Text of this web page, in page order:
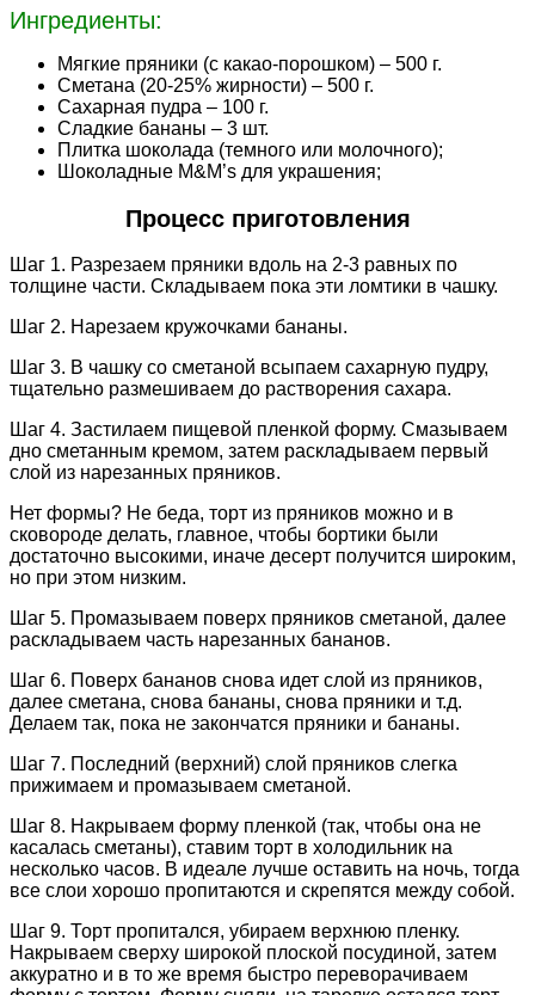
Ингредиенты:
Мягкие пряники (с какао-порошком) – 500 г.
Сметана (20-25% жирности) – 500 г.
Сахарная пудра – 100 г.
Сладкие бананы – 3 шт.
Плитка шоколада (темного или молочного);
Шоколадные M&M’s для украшения;
Процесс приготовления
Шаг 1. Разрезаем пряники вдоль на 2-3 равных по
толщине части. Складываем пока эти ломтики в чашку.
Шаг 2. Нарезаем кружочками бананы.
Шаг 3. В чашку со сметаной всыпаем сахарную пудру,
тщательно размешиваем до растворения сахара.
Шаг 4. Застилаем пищевой пленкой форму. Смазываем
дно сметанным кремом, затем раскладываем первый
слой из нарезанных пряников.
Нет формы? Не беда, торт из пряников можно и в
сковороде делать, главное, чтобы бортики были
достаточно высокими, иначе десерт получится широким,
но при этом низким.
Шаг 5. Промазываем поверх пряников сметаной, далее
раскладываем часть нарезанных бананов.
Шаг 6. Поверх бананов снова идет слой из пряников,
далее сметана, снова бананы, снова пряники и т.д.
Делаем так, пока не закончатся пряники и бананы.
Шаг 7. Последний (верхний) слой пряников слегка
прижимаем и промазываем сметаной.
Шаг 8. Накрываем форму пленкой (так, чтобы она не
касалась сметаны), ставим торт в холодильник на
несколько часов. В идеале лучше оставить на ночь, тогда
все слои хорошо пропитаются и скрепятся между собой.
Шаг 9. Торт пропитался, убираем верхнюю пленку.
Накрываем сверху широкой плоской посудиной, затем
аккуратно и в то же время быстро переворачиваем